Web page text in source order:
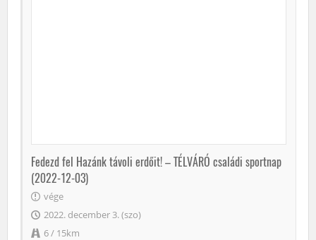
Fedezd fel Hazánk távoli erdőit! – TÉLVÁRÓ családi sportnap
(2022-12-03)
vége
2022. december 3. (szo)
6 / 15km